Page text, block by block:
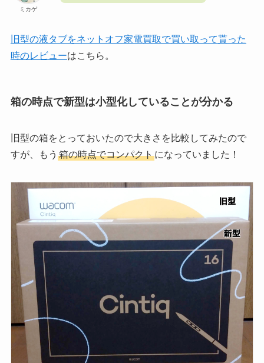
ミカゲ
旧型の液タブをネットオフ家電買取で買い取って貰った
時のレビューはこちら。
箱の時点で新型は小型化していることが分かる
旧型の箱をとっておいたので大きさを比較してみたので
すが、もう 箱の時点でコンパクトになっていました！